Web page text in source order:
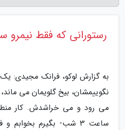
رستورانی که فقط نیمرو
به گزارش لوکو، فرانک مجیدی:
نگوییمشان، بیخ گلویمان می
می رود و می خراشدش. کار
ساعت 3 شب- بگیرم